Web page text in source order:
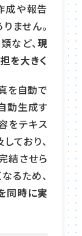
成や報告
ません。
など、現
を大きく
を自動で
動生成す
をテキス
ており、
結させら
るため、
同時に実